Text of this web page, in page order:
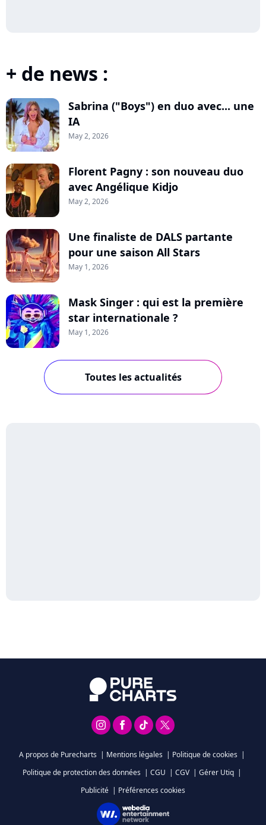
+ de news :
Sabrina ("Boys") en duo avec... une
IA
May 2, 2026
Florent Pagny : son nouveau duo
avec Angélique Kidjo
May 2, 2026
Une finaliste de DALS partante
pour une saison All Stars
May 1, 2026
Mask Singer : qui est la première
star internationale ?
May 1, 2026
Toutes les actualités
A propos de Purecharts | Mentions légales | Politique de cookies |
Politique de protection des données | CGU | CGV | Gérer Utiq |
Publicité | Préférences cookies